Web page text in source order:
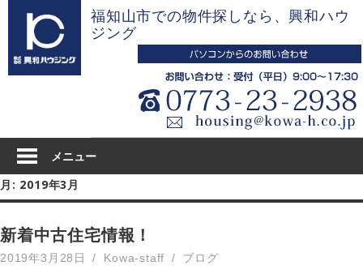
ッ
プ
福知山市での物件探しなら、興和ハウ
ジング
メニュー
月: 2019年3月
新着中古住宅情報！
2019年3月28日 Kowa-staff ブログ